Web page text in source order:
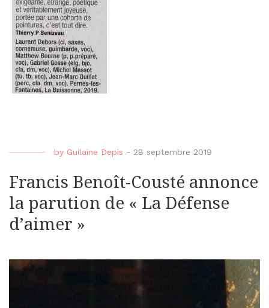
by Guilaine Depis - 28 septembre 2019
Francis Benoît-Cousté annonce
la parution de « La Défense
d’aimer »